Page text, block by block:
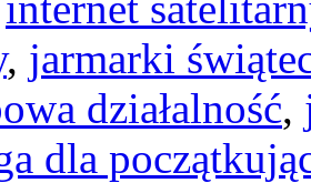
, jarmarki
działalność,
dla